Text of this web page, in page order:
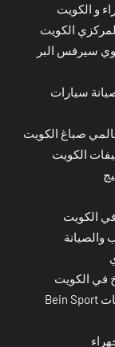
و الكويت
الكويت
سيرفس البر
سيارات
صباغ الكويت
الكويت
والصيانة
في الكويت
اشتراك بي ان سبورت المنطقة العاشرة باقات Bein Sport